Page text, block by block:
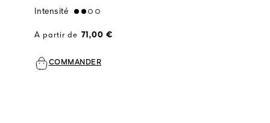
Intensité medium
A partir de 71,00 €
COMMANDER